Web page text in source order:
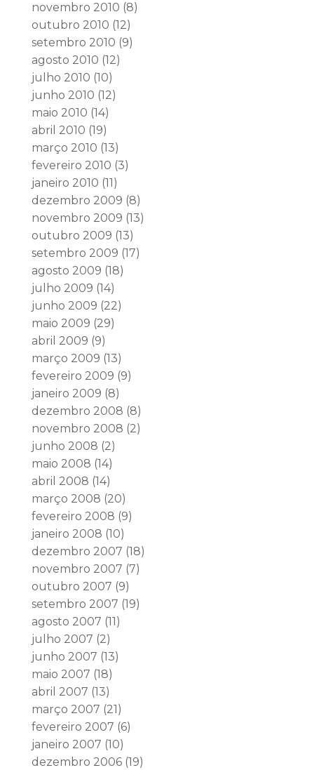
novembro 2010 (8)
outubro 2010 (12)
setembro 2010 (9)
agosto 2010 (12)
julho 2010 (10)
junho 2010 (12)
maio 2010 (14)
abril 2010 (19)
março 2010 (13)
fevereiro 2010 (3)
janeiro 2010 (11)
dezembro 2009 (8)
novembro 2009 (13)
outubro 2009 (13)
setembro 2009 (17)
agosto 2009 (18)
julho 2009 (14)
junho 2009 (22)
maio 2009 (29)
abril 2009 (9)
março 2009 (13)
fevereiro 2009 (9)
janeiro 2009 (8)
dezembro 2008 (8)
novembro 2008 (2)
junho 2008 (2)
maio 2008 (14)
abril 2008 (14)
março 2008 (20)
fevereiro 2008 (9)
janeiro 2008 (10)
dezembro 2007 (18)
novembro 2007 (7)
outubro 2007 (9)
setembro 2007 (19)
agosto 2007 (11)
julho 2007 (2)
junho 2007 (13)
maio 2007 (18)
abril 2007 (13)
março 2007 (21)
fevereiro 2007 (6)
janeiro 2007 (10)
dezembro 2006(19)